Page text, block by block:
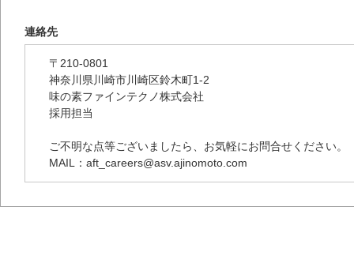
連絡先
〒210-0801
神奈川県川崎市川崎区鈴木町1-2
味の素ファインテクノ株式会社
採用担当
ご不明な点等ございましたら、お気軽にお問合せください。
MAIL：aft_careers@asv.ajinomoto.com